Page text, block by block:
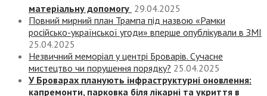
матеріальну допомогу 29.04.2025
Повний мирний план Трампа під назвою «‎Рамки
російсько-української угоди» вперше опублікували в ЗМІ
25.04.2025
Незвичний меморіал у центрі Броварів. Сучасне
мистецтво чи порушення порядку? 25.04.2025
У Броварах планують інфраструктурні оновлення:
капремонти, парковка біля лікарні та укриття в